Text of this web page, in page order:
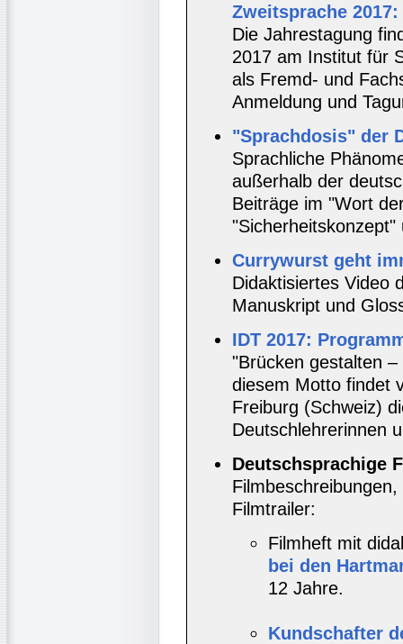
Zweitsprache 2017:
Die Jahrestagung
2017 am Institut für
als Fremd- und
Anmeldung und
"Sprachdosis" der
Sprachliche
außerhalb der
Beiträge im "Wort
Currywurst geht
Didaktisiertes Video
Manuskript und
IDT 2017:
"Brücken gestalten
diesem Motto findet
Freiburg (Schweiz)
Deutschlehrerinnen
Deutschsprachige
Filmtrailer:
Filmheft mit
bei den
12 Jahre.
Kundschafter